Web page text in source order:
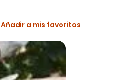
aux favoris
Añadir a mis favoritos